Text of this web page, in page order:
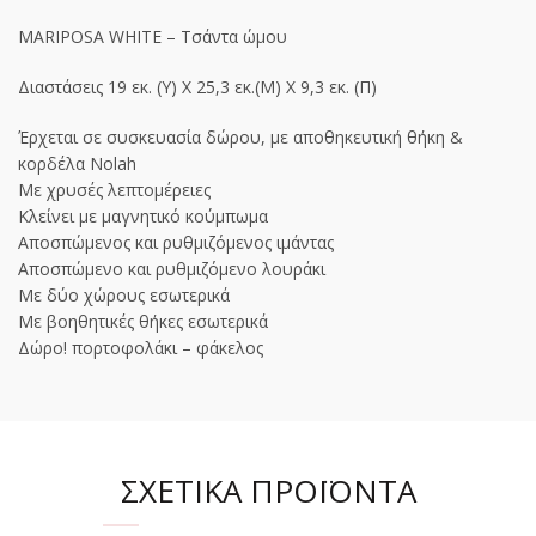
MARIPOSA WHITE – Τσάντα ώμου
Διαστάσεις 19 εκ. (Υ) Χ 25,3 εκ.(Μ) Χ 9,3 εκ. (Π)
Έρχεται σε συσκευασία δώρου, με αποθηκευτική θήκη &
κορδέλα Nolah
Με χρυσές λεπτομέρειες
Κλείνει με μαγνητικό κούμπωμα
Αποσπώμενος και ρυθμιζόμενος ιμάντας
Αποσπώμενο και ρυθμιζόμενο λουράκι
Με δύο χώρους εσωτερικά
Με βοηθητικές θήκες εσωτερικά
Δώρο! πορτοφολάκι – φάκελος
ΣΧΕΤΙΚΆ ΠΡΟΪΌΝΤΑ